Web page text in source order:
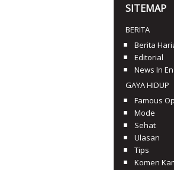
SITEMAP
BERITA
Berita
Editorial
News In
GAYA HIDUP
Famous
Mode
Sehat
Ulasan
Tips
Komen